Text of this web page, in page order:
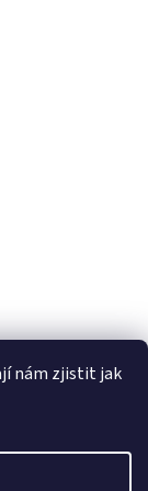
nám zjistit jak